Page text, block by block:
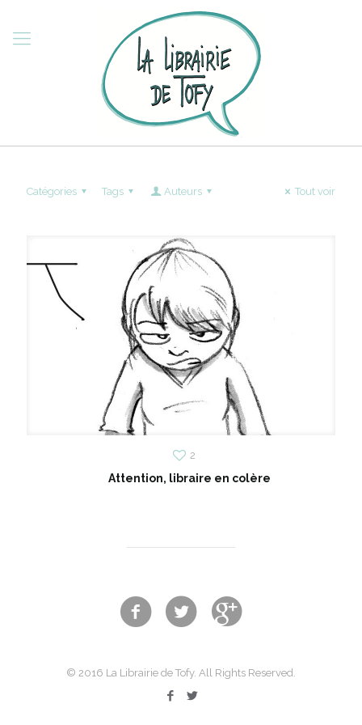
Catégories Tags Auteurs Tout voir
2
Attention, libraire en colère
© 2016 La Librairie de Tofy. All Rights Reserved.